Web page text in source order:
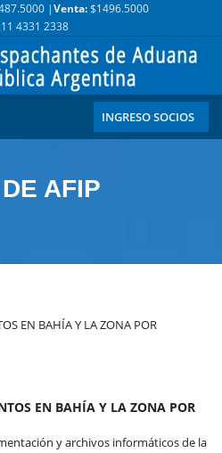
|Venta:$1496.5000
4331 2338
INGRESO SOCIOS
AFIP
EN BAHÍA Y LA ZONA POR
y archivos informáticos de la